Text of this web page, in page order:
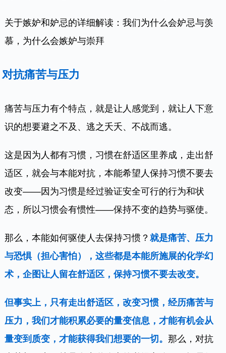
关于嫉妒和妒忌的详细解读：我们为什么会妒忌与羡
慕，为什么会嫉妒与崇拜
对抗痛苦与压力
痛苦与压力有个特点，就是让人感觉到，就让人下意
识的想要避之不及、逃之夭夭、不战而逃。
这是因为人都有习惯，习惯在舒适区里养成，走出舒
适区，就会与本能对抗，本能希望人保持习惯不要去
改变——因为习惯是经过验证安全可行的行为和状
态，所以习惯会有惯性——保持不变的趋势与驱使。
那么，本能如何驱使人去保持习惯？就是痛苦、压力
与恐惧（担心害怕），这些都是本能所施展的化学幻
术，企图让人留在舒适区，保持习惯不要去改变。
但事实上，只有走出舒适区，改变习惯，经历痛苦与
压力，我们才能积累必要的量变信息，才能有机会从
量变到质变，才能获得我们想要的一切。那么，对抗